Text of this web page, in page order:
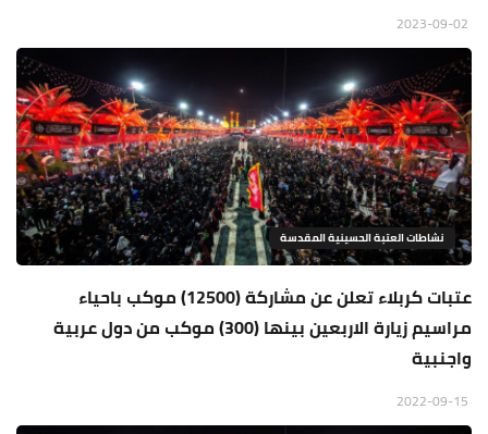
نشاطات العتبة الحسينية المقدسة
عتبات كربلاء تعلن عن مشاركة (12500) موكب باحياء
مراسيم زيارة الاربعين بينها (300) موكب من دول عربية
واجنبية